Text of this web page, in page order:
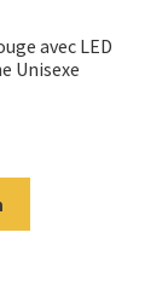
avec LED
Unisexe